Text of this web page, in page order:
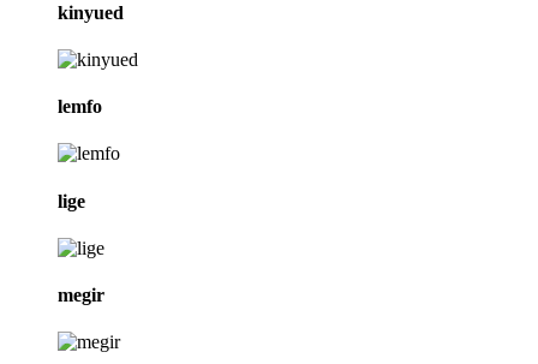
kinyued
lemfo
lige
megir